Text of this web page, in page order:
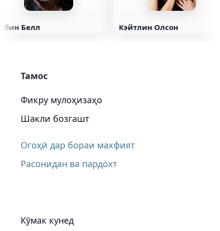
Белл Кэйтлин Олсон
Тамос
Фикру мулоҳизаҳо
Шакли бозгашт
Огоҳӣ дар бораи махфият
Расонидан ва пардохт
Кӯмак кунед